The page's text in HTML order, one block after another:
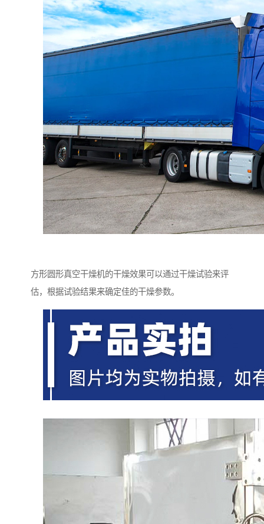
方形圆形真空干燥机的干燥效果可以通过干燥试验来评
估，根据试验结果来确定佳的干燥参数。